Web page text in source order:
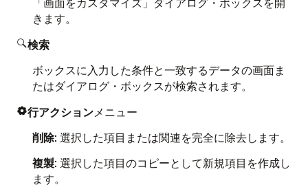
きます。
検索
ボックスに入力した条件と一致するデータの画面ま
たはダイアログ・ボックスが検索されます。
行アクションメニュー
削除: 選択した項目または関連を完全に除去します。
複製: 選択した項目のコピーとして新規項目を作成し
ます。